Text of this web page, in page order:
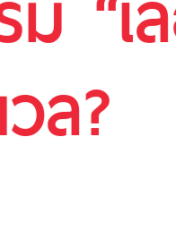
ล?